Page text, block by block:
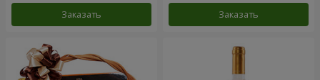
Заказать Заказать